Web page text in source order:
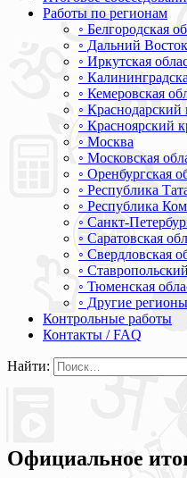
Работы по регионам
◦ Белгородская
◦ Дальний Восток
◦ Иркутская
◦
◦ Кемеровская
◦ Краснодарский
◦ Красноярский
◦ Москва
◦ Московская
◦ Оренбургская
◦ Республика
◦ Республика
◦ Санкт-
◦ Саратовская
◦ Свердловская
◦
◦ Тюменская
◦ Другие регионы
Контрольные работы
Контакты / FAQ
Найти:
Официальное